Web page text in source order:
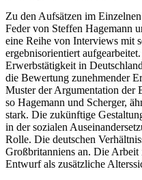
Zu den Aufsätzen im
Feder von Steffen Hagemann
eine Reihe von Interviews mit
ergebnisorientiert
Erwerbstätigkeit in
die Bewertung zunehmender
Muster der Argumentation der
so Hagemann und Scherger,
stark. Die zukünftige
in der sozialen
Rolle. Die deutschen
Großbritanniens an. Die
Entwurf als zusätzliche